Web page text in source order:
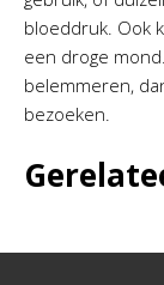
bloeddruk. Ook
een droge
belemmeren,
bezoeken.